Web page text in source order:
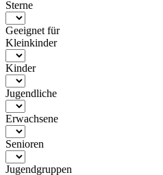
Sterne
Geeignet für
Kleinkinder
Kinder
Jugendliche
Erwachsene
Senioren
Jugendgruppen